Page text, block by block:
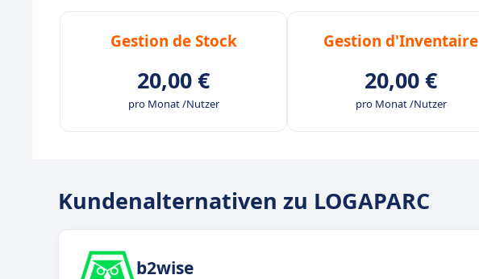
Gestion de Stock
20,00 €
pro Monat /Nutzer
Gestion d'Inventaire
20,00 €
pro Monat /Nutzer
Kundenalternativen zu LOGAPARC
b2wise